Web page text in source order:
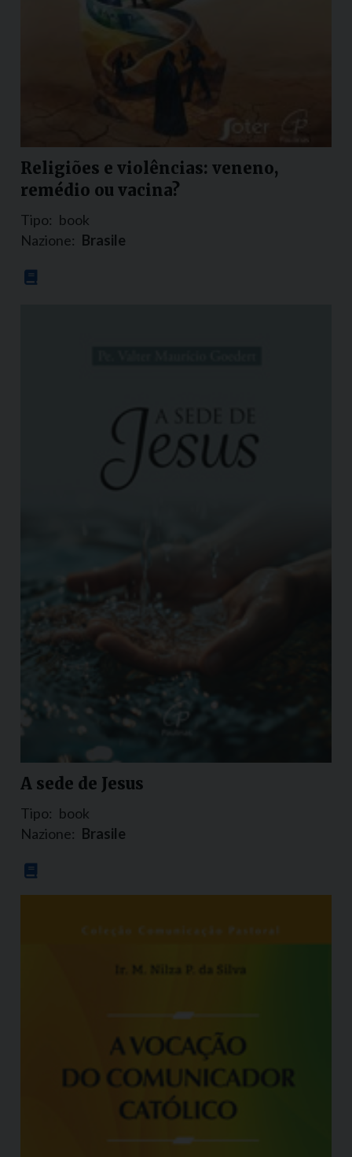
Religiões e violências: veneno,
remédio ou vacina?
Tipo: book
Nazione: Brasile
A sede de Jesus
Tipo: book
Nazione: Brasile